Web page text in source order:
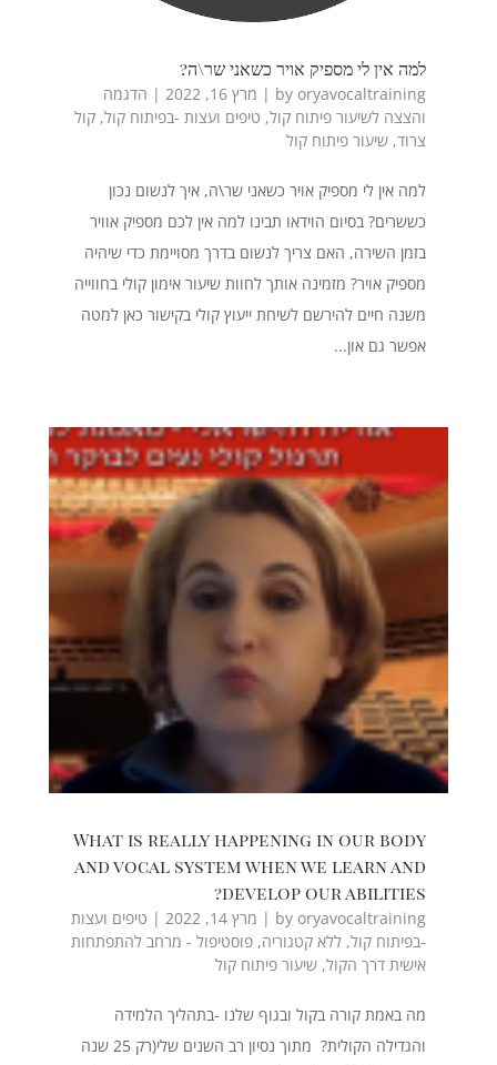
למה אין לי מספיק אויר כשאני שר\ה?
by oryavocaltraining
| מרץ 16, 2022 | הדגמה
והצצה לשיעור פיתוח קול, טיפים ועצות -בפיתוח קול, קול
צרוד, שיעור פיתוח קול
למה אין לי מספיק אויר כשאני שר\ה, איך לנשום נכון
כששרים? בסיום הוידאו תבינו למה אין לכם מספיק אוויר
בזמן השירה, האם צריך לנשום בדרך מסויימת כדי שיהיה
מספיק אויר? מזמינה אותך לחוות שיעור אימון קולי בחווייה
משנה חיים להירשם לשיחת ייעוץ קולי בקישור כאן למטה
אפשר גם און...
What is really happening in our body
and vocal system when we learn and
develop our abilities?
by oryavocaltraining
| מרץ 14, 2022 | טיפים ועצות
-בפיתוח קול, ללא קטגוריה, פוסטיפול - מרחב להתפתחות
אישית דרך הקול, שיעור פיתוח קול
מה באמת קורה בקול ובגוף שלנו -בתהליך הלמידה
והגדילה הקולית? מתוך נסיון רב השנים שלי(רק 25 שנה